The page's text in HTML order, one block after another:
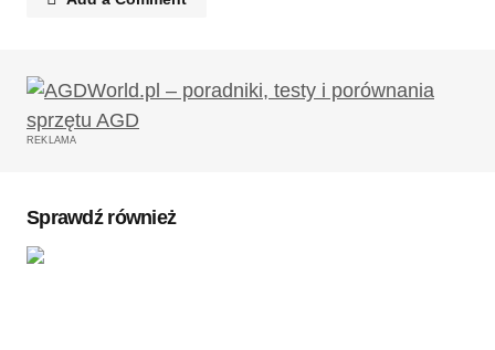
Twój adres email nie zostanie opublikowany.
Wymagane pola są oznaczone
REKLAMA
Sprawdź również